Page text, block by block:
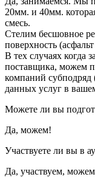
20мм. и 40мм.
смесь.
Стелим бесшовное
поверхность
В тех случаях когда
поставщика, можем
компаний субподряд
данных услуг в
Можете ли вы
Да, можем!
Участвуете ли вы в
Да, участвуем,